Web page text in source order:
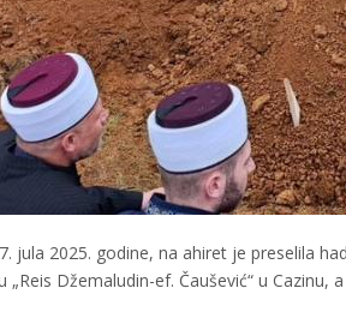
jula 2025. godine, na ahiret je preselila
„Reis Džemaludin-ef. Čaušević“ u